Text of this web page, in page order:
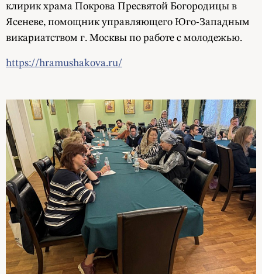
клирик храма Покрова Пресвятой Богородицы в
Ясеневе, помощник управляющего Юго-Западным
викариатством г. Москвы по работе с молодежью.
https://hramushakova.ru/